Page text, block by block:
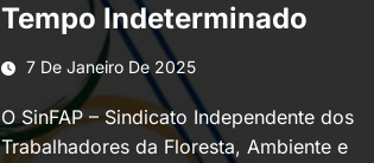
Tempo Indeterminado
7 De Janeiro De 2025
O SinFAP – Sindicato Independente dos
Trabalhadores da Floresta, Ambiente e